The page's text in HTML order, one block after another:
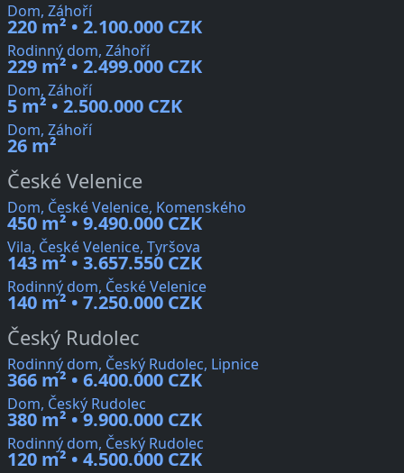
Dom, Záhoří
220 m² • 2.100.000 CZK
Rodinný dom, Záhoří
229 m² • 2.499.000 CZK
Dom, Záhoří
5 m² • 2.500.000 CZK
Dom, Záhoří
26 m²
České Velenice
Dom, České Velenice, Komenského
450 m² • 9.490.000 CZK
Vila, České Velenice, Tyršova
143 m² • 3.657.550 CZK
Rodinný dom, České Velenice
140 m² • 7.250.000 CZK
Český Rudolec
Rodinný dom, Český Rudolec, Lipnice
366 m² • 6.400.000 CZK
Dom, Český Rudolec
380 m² • 9.900.000 CZK
Rodinný dom, Český Rudolec
120 m² • 4.500.000 CZK